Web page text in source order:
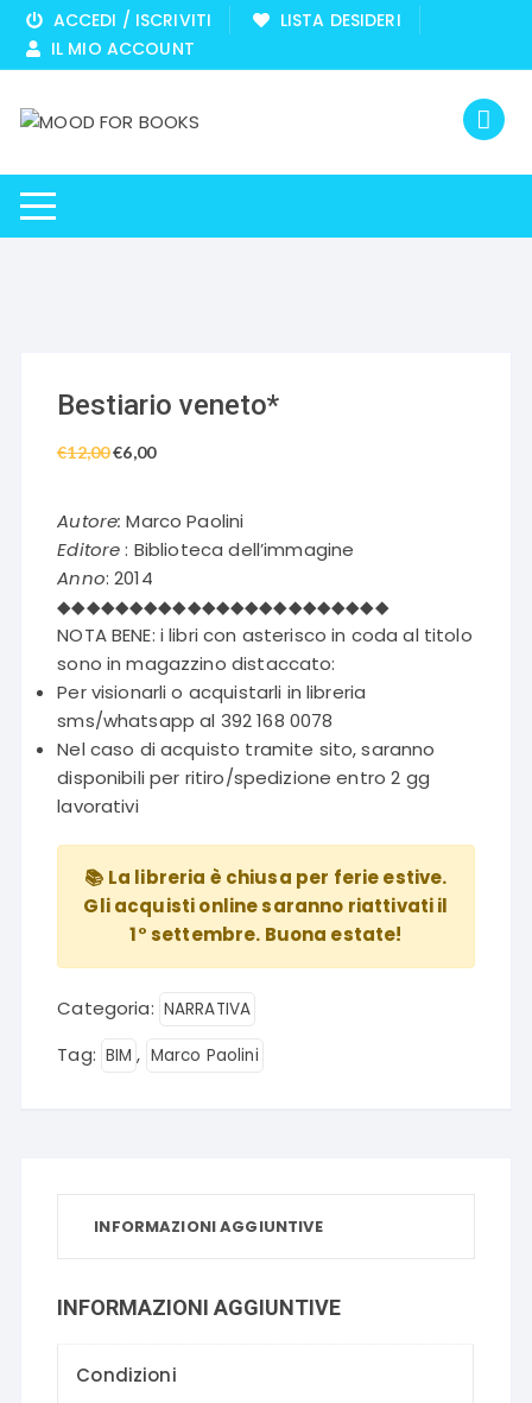
Vai
contenuto
ACCEDI / ISCRIVITI
LISTA DESIDERI
IL MIO ACCOUNT
Bestiario veneto*
€12,00Il
€12,00.
€6,00Il
è:
Autore: Marco Paolini
Editore: Biblioteca dell’immagine
Anno: 2014
◆◆◆◆◆◆◆◆◆◆◆◆◆◆◆◆◆◆◆◆◆◆◆
NOTA BENE: i libri con asterisco in coda al titolo
sono in magazzino distaccato:
Per visionarli o acquistarli in libreria
sms/whatsapp al 392 168 0078
Nel caso di acquisto tramite sito, saranno
disponibili per ritiro/spedizione entro 2 gg
lavorativi
📚 La libreria è chiusa per ferie estive.
Gli acquisti online saranno riattivati il
1° settembre. Buona estate!
Categoria: NARRATIVA
Tag: BIM , Marco Paolini
INFORMAZIONI AGGIUNTIVE
INFORMAZIONI AGGIUNTIVE
Condizioni